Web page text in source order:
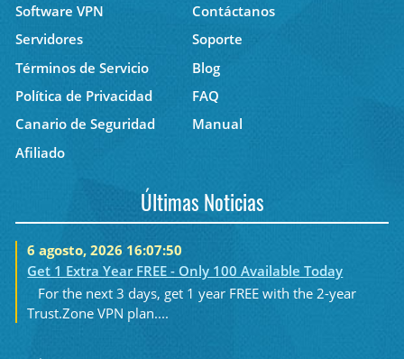
Software VPN
Contáctanos
Servidores
Soporte
Términos de Servicio
Blog
Política de Privacidad
FAQ
Canario de Seguridad
Manual
Afiliado
Últimas Noticias
6 agosto, 2026 16:07:50
Get 1 Extra Year FREE - Only 100 Available Today
For the next 3 days, get 1 year FREE with the 2-year
Trust.Zone VPN plan....